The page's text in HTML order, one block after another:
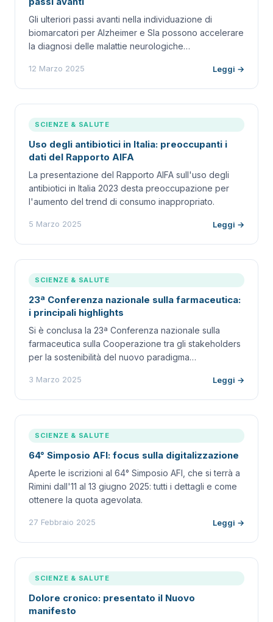
Gli ulteriori passi avanti nella individuazione di
biomarcatori per Alzheimer e Sla possono accelerare
la diagnosi delle malattie neurologiche…
12 Marzo 2025 Leggi →
SCIENZE & SALUTE
Uso degli antibiotici in Italia: preoccupanti i
dati del Rapporto AIFA
La presentazione del Rapporto AIFA sull'uso degli
antibiotici in Italia 2023 desta preoccupazione per
l'aumento del trend di consumo inappropriato.
5 Marzo 2025 Leggi →
SCIENZE & SALUTE
23ª Conferenza nazionale sulla farmaceutica:
i principali highlights
Si è conclusa la 23ª Conferenza nazionale sulla
farmaceutica sulla Cooperazione tra gli stakeholders
per la sostenibilità del nuovo paradigma…
3 Marzo 2025 Leggi →
SCIENZE & SALUTE
64° Simposio AFI: focus sulla digitalizzazione
Aperte le iscrizioni al 64° Simposio AFI, che si terrà a
Rimini dall'11 al 13 giugno 2025: tutti i dettagli e come
ottenere la quota agevolata.
27 Febbraio 2025 Leggi →
SCIENZE & SALUTE
Dolore cronico: presentato il Nuovo
manifesto